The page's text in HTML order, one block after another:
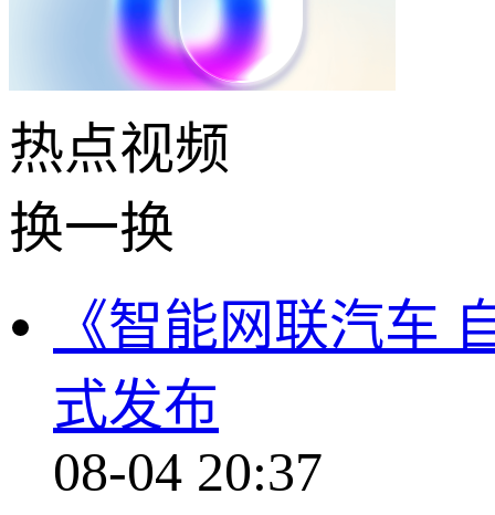
热点视频
换一换
《智能网联汽车
式发布
08-04 20:37